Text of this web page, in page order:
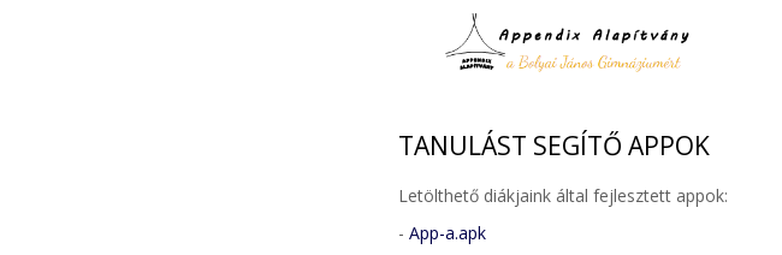
TANULÁST SEGÍTŐ APPOK
Letölthető diákjaink által fejlesztett appok:
- App-a.apk